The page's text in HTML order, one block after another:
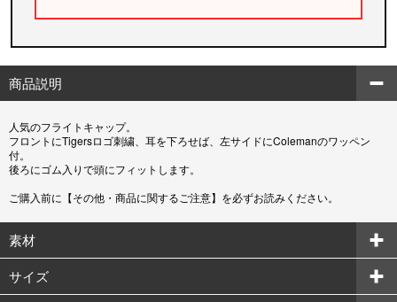
商品説明
人気のフライトキャップ。
フロントにTigersロゴ刺繍、耳を下ろせば、左サイドにColemanのワッペン
付。
後ろにゴム入りで頭にフィットします。
ご購入前に【その他・商品に関するご注意】を必ずお読みください。
素材
サイズ